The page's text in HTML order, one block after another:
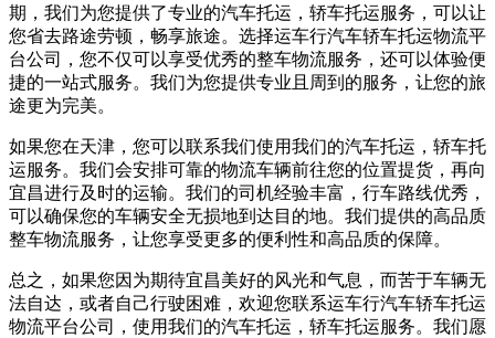
期，我们为您提供了专业的汽车托运，轿车托运服务，可以让
您省去路途劳顿，畅享旅途。选择运车行汽车轿车托运物流平
台公司，您不仅可以享受优秀的整车物流服务，还可以体验便
捷的一站式服务。我们为您提供专业且周到的服务，让您的旅
途更为完美。
如果您在天津，您可以联系我们使用我们的汽车托运，轿车托
运服务。我们会安排可靠的物流车辆前往您的位置提货，再向
宜昌进行及时的运输。我们的司机经验丰富，行车路线优秀，
可以确保您的车辆安全无损地到达目的地。我们提供的高品质
整车物流服务，让您享受更多的便利性和高品质的保障。
总之，如果您因为期待宜昌美好的风光和气息，而苦于车辆无
法自达，或者自己行驶困难，欢迎您联系运车行汽车轿车托运
物流平台公司，使用我们的汽车托运，轿车托运服务。我们愿